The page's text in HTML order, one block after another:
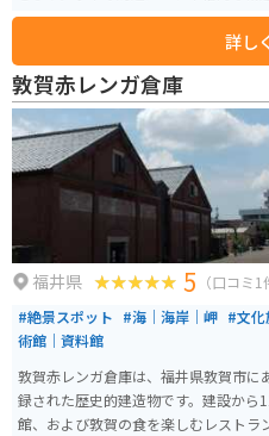
こちらも合わせてオススメです。
詳し
敦賀赤レンガ倉庫
福井県 5 （口コミ1
#絶景スポット #海｜海岸｜岬 #文化
術館｜資料館
敦賀赤レンガ倉庫は、福井県敦賀市
録された歴史的建造物です。建設から
館、および敦賀の食を楽しむレストラ